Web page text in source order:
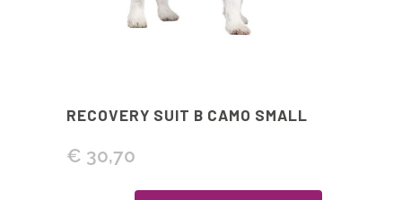
RECOVERY SUIT B CAMO SMALL
€ 30,70